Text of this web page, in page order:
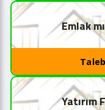
Emlak
Yatırım